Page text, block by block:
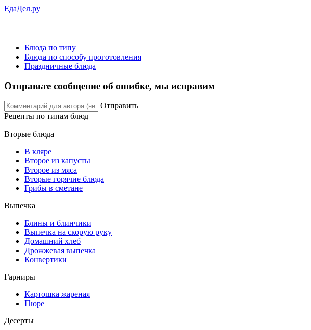
ЕдаДел.ру
Блюда по типу
Блюда по способу проготовления
Праздничные блюда
Отправьте сообщение об ошибке, мы исправим
Отправить
Рецепты по типам блюд
Вторые блюда
В кляре
Второе из капусты
Второе из мяса
Вторые горячие блюда
Грибы в сметане
Выпечка
Блины и блинчики
Выпечка на скорую руку
Домашний хлеб
Дрожжевая выпечка
Конвертики
Гарниры
Картошка жареная
Пюре
Десерты